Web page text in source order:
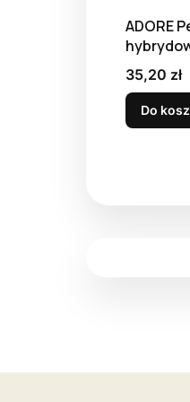
ADORE
W-09, 8 ml
Cena
35,20 zł
Do